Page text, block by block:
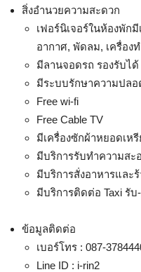
สิ่งอำนวยความสะดวก
เฟอร์นิเจอร์ในห้องพัก
อากาศ, พัดลม, เครื่อง
มีลานจอดรถ รองรับได้
มีระบบรักษาความปลอ
Free wi-fi
Free Cable TV
มีเครื่องซักผ้าหยอดเห
มีบริการรับทำความสะ
มีบริการสั่งอาหารและ
มีบริการติดต่อ Taxi รับ
ข้อมูลติดต่อ
เบอร์โทร : 087-
Line ID : i-rin2